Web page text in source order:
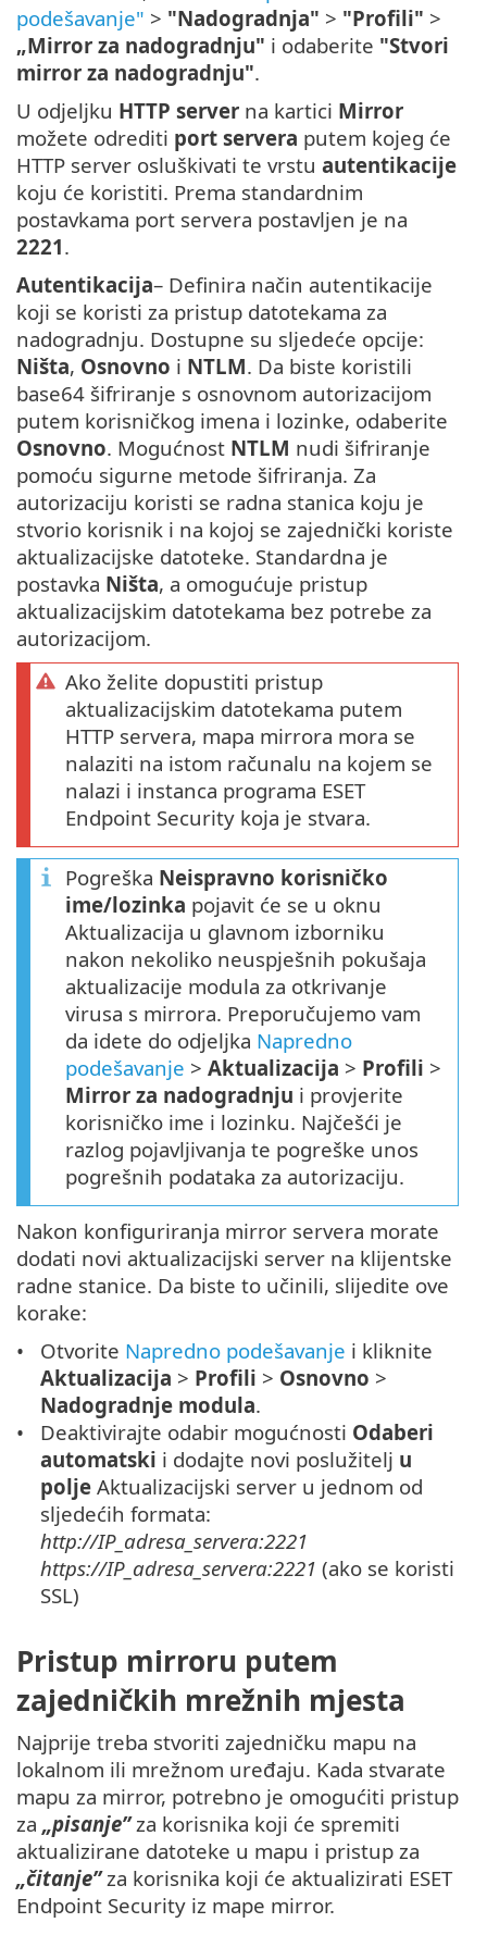
podešavanje" > "Nadogradnja" > "Profili" >
„Mirror za nadogradnju" i odaberite "Stvori
mirror za nadogradnju".
U odjeljku HTTP server na kartici Mirror
možete odrediti port servera putem kojeg će
HTTP server osluškivati te vrstu autentikacije
koju će koristiti. Prema standardnim
postavkama port servera postavljen je na
2221.
Autentikacija– Definira način autentikacije
koji se koristi za pristup datotekama za
nadogradnju. Dostupne su sljedeće opcije:
Ništa, Osnovno i NTLM. Da biste koristili
base64 šifriranje s osnovnom autorizacijom
putem korisničkog imena i lozinke, odaberite
Osnovno. Mogućnost NTLM nudi šifriranje
pomoću sigurne metode šifriranja. Za
autorizaciju koristi se radna stanica koju je
stvorio korisnik i na kojoj se zajednički koriste
aktualizacijske datoteke. Standardna je
postavka Ništa, a omogućuje pristup
aktualizacijskim datotekama bez potrebe za
autorizacijom.
Ako želite dopustiti pristup
aktualizacijskim datotekama putem
HTTP servera, mapa mirrora mora se
nalaziti na istom računalu na kojem se
nalazi i instanca programa ESET
Endpoint Security koja je stvara.
Pogreška Neispravno korisničko
ime/lozinka pojavit će se u oknu
Aktualizacija u glavnom izborniku
nakon nekoliko neuspješnih pokušaja
aktualizacije modula za otkrivanje
virusa s mirrora. Preporučujemo vam
da idete do odjeljka Napredno
podešavanje > Aktualizacija > Profili >
Mirror za nadogradnju i provjerite
korisničko ime i lozinku. Najčešći je
razlog pojavljivanja te pogreške unos
pogrešnih podataka za autorizaciju.
Nakon konfiguriranja mirror servera morate
dodati novi aktualizacijski server na klijentske
radne stanice. Da biste to učinili, slijedite ove
korake:
Otvorite Napredno podešavanje i kliknite
Aktualizacija > Profili > Osnovno >
Nadogradnje modula.
Deaktivirajte odabir mogućnosti Odaberi
automatski i dodajte novi poslužitelj u
poljeAktualizacijski server u jednom od
sljedećih formata:
http://IP_adresa_servera:2221
https://IP_adresa_servera:2221(ako se koristi
SSL)
Pristup mirroru putem
zajedničkih mrežnih mjesta
Najprije treba stvoriti zajedničku mapu na
lokalnom ili mrežnom uređaju. Kada stvarate
mapu za mirror, potrebno je omogućiti pristup
za „pisanje”za korisnika koji će spremiti
aktualizirane datoteke u mapu i pristup za
„čitanje”za korisnika koji će aktualizirati ESET
Endpoint Security iz mape mirror.